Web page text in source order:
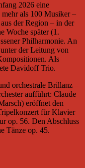
2026 eine
mehr als 100 Musiker –
der Region – in der
Woche später (1.
Philharmonie. An
der Leitung von
Als
Davidoff Trio.
orchestrale Brillanz –
aufführt: Claude
eröffnet den
für Klavier
op. 56. Den Abschluss
Tänze op. 45.